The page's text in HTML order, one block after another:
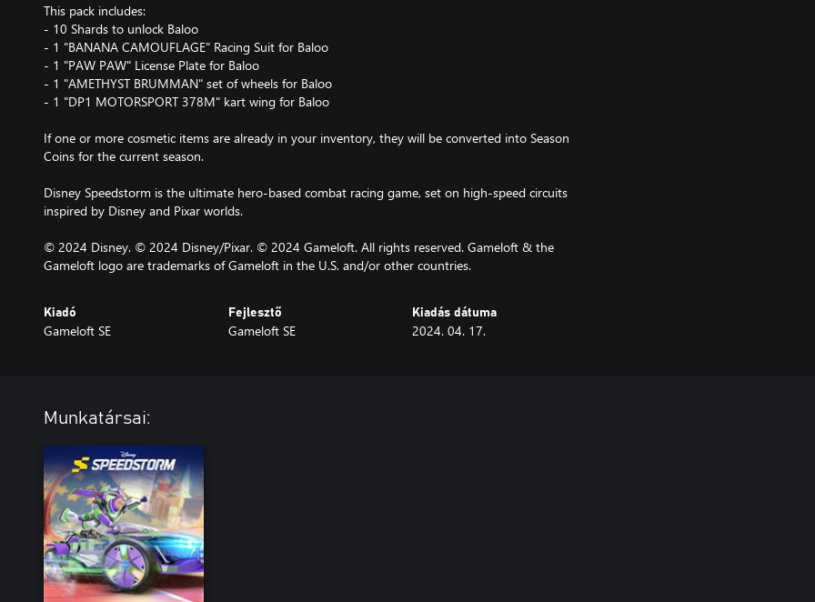
This pack includes:
- 10 Shards to unlock Baloo
- 1 "BANANA CAMOUFLAGE" Racing Suit for Baloo
- 1 "PAW PAW" License Plate for Baloo
- 1 "AMETHYST BRUMMAN" set of wheels for Baloo
- 1 "DP1 MOTORSPORT 378M" kart wing for Baloo
If one or more cosmetic items are already in your inventory, they will be converted into Season
Coins for the current season.
Disney Speedstorm is the ultimate hero-based combat racing game, set on high-speed circuits
inspired by Disney and Pixar worlds.
© 2024 Disney. © 2024 Disney/Pixar. © 2024 Gameloft. All rights reserved. Gameloft & the
Gameloft logo are trademarks of Gameloft in the U.S. and/or other countries.
Kiadó
Gameloft SE
Fejlesztő
Gameloft SE
Kiadás dátuma
2024. 04. 17.
Munkatársai: